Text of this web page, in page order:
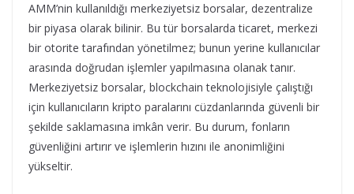
AMM’nin kullanıldığı merkeziyetsiz borsalar, dezentralize
bir piyasa olarak bilinir. Bu tür borsalarda ticaret, merkezi
bir otorite tarafından yönetilmez; bunun yerine kullanıcılar
arasında doğrudan işlemler yapılmasına olanak tanır.
Merkeziyetsiz borsalar, blockchain teknolojisiyle çalıştığı
için kullanıcıların kripto paralarını cüzdanlarında güvenli bir
şekilde saklamasına imkân verir. Bu durum, fonların
güvenliğini artırır ve işlemlerin hızını ile anonimliğini
yükseltir.